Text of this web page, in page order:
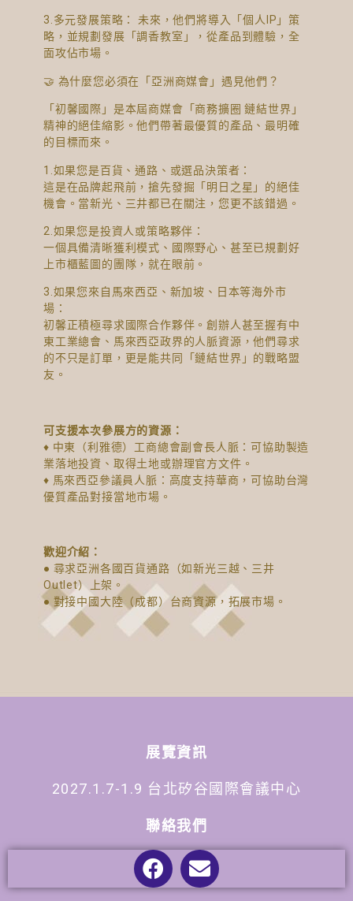
3.多元發展策略： 未來，他們將導入「個人IP」策
略，並規劃發展「調香教室」，從產品到體驗，全
面攻佔市場。
🤝 為什麼您必須在「亞洲商媒會」遇見他們？
「初馨國際」是本屆商媒會「商務擴圈 鏈結世界」
精神的絕佳縮影。他們帶著最優質的產品、最明確
的目標而來。
1.如果您是百貨、通路、或選品決策者：
這是在品牌起飛前，搶先發掘「明日之星」的絕佳
機會。當新光、三井都已在關注，您更不該錯過。
2.如果您是投資人或策略夥伴：
一個具備清晰獲利模式、國際野心、甚至已規劃好
上市櫃藍圖的團隊，就在眼前。
3.如果您來自馬來西亞、新加坡、日本等海外市
場：
初馨正積極尋求國際合作夥伴。創辦人甚至握有中
東工業總會、馬來西亞政界的人脈資源，他們尋求
的不只是訂單，更是能共同「鏈結世界」的戰略盟
友。
可支援本次參展方的資源：
♦ 中東（利雅德）工商總會副會長人脈：可協助製造
業落地投資、取得土地或辦理官方文件。
♦ 馬來西亞參議員人脈：高度支持華商，可協助台灣
優質產品對接當地市場。
歡迎介紹：
● 尋求亞洲各國百貨通路（如新光三越、三井
Outlet）上架。
● 對接中國大陸（成都）台商資源，拓展市場。
展覽資訊
2027.1.7-1.9 台北矽谷國際會議中心
聯絡我們